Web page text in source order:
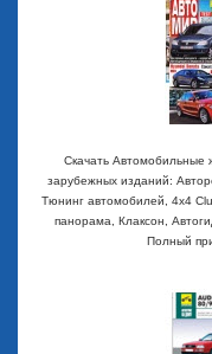
Скачать Автомобильные
зарубежных изданий:
Тюнинг автомобилей, 4x4
панорама, Клаксон,
Полный